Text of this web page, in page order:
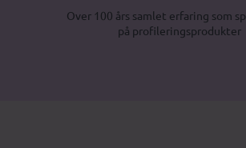
Over 100 års samlet erfaring som
på profileringsprodukter